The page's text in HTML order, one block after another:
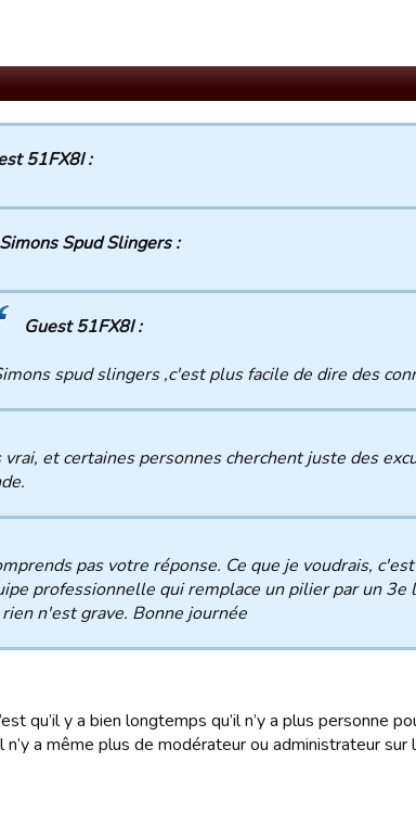
51FX8I :
Simons Spud Slingers :
Guest 51FX8I :
spud slingers ,c'est plus facile de dire des
vrai, et certaines personnes cherchent juste des
pas votre réponse. Ce que je voudrais,
professionnelle qui remplace un pilier par un 3e
n'est grave. Bonne journée
qu’il y a bien longtemps qu’il n’y a plus personne
n’y a même plus de modérateur ou administrateur sur